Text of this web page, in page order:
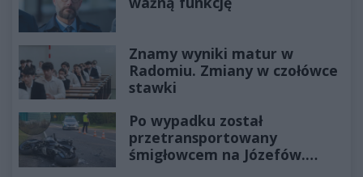
Znamy wyniki matur w
Radomiu. Zmiany w czołówce
stawki
Po wypadku został
przetransportowany
śmigłowcem na Józefów.